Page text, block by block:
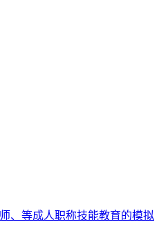
、等成人职称技能教育的模拟